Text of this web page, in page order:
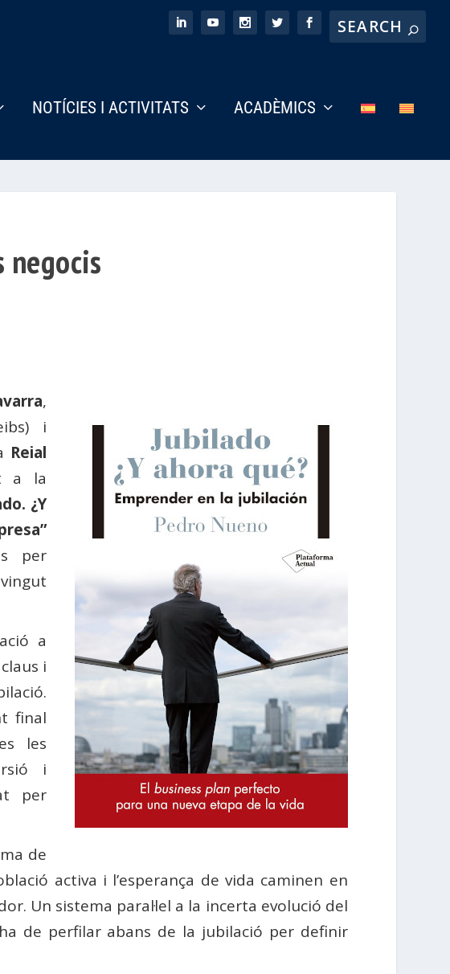
NOTÍCIES I ACTIVITATS ACADÈMICS
,
i
Reial
a la
¿Y
per
a
i
final
les
i
per
de
activa i l’esperança de vida caminen en
Un sistema paral·lel a la incerta evolució del
de perfilar abans de la jubilació per definir